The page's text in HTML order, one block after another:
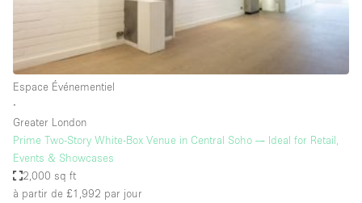
Type de l'espace
Atelier
Bateau
Espace Événementiel
∙
Greater London
Prime Two-Story White-Box Venue in Central Soho — Ideal for Retail,
Events & Showcases
2,000 sq ft
à partir de £1,992 par jour